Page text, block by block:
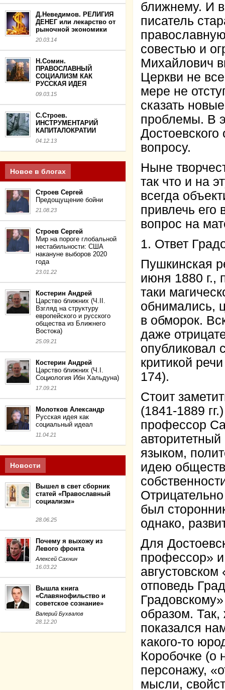
Д.Неведимов. РЕЛИГИЯ
ДЕНЕГ или лекарство от
рыночной экономики
20.03.14
Н.Сомин.
ПРАВОСЛАВНЫЙ
СОЦИАЛИЗМ КАК
РУССКАЯ ИДЕЯ
09.03.15
С.Строев.
ИНСТРУМЕНТАРИЙ
КАПИТАЛОКРАТИИ
04.12.13
Новое в блогах
Строев Сергей
Предощущение бойни
21.08.23
Строев Сергей
Мир на пороге глобальной
нестабильности: США
накануне выборов 2020
года
23.01.22
Костерин Андрей
Царство ближних (Ч.II.
Взгляд на структуру
европейского и русского
общества из Ближнего
Востока)
25.09.21
Костерин Андрей
Царство ближних (Ч.I.
Социология Ибн Хальдуна)
17.09.21
Молотков Александр
Русская идея как
социальный идеал
11.04.21
Новости
Вышел в свет сборник
статей «Православный
социализм»
28.06.25
Почему я выхожу из
Левого фронта
Алексей Сахнин
16.03.22
Вышла книга
«Славянофильство и
советское сознание»
Валерий Бухвалов
28.12.20
ближнему. И
писатель
совестью и
Михайлович
Церкви не
мере не
сказать
проблемы. В
вопросу.
Ныне
так что и на
всегда
привлечь его
вопрос на
1. Ответ
Пушкинская
июня 1880 г.,
таки
обнимались,
в обморок.
даже
опубликовал
критикой
174).
Стоит
(1841-1889
профессор
языком,
идею
был
однако,
Для
профессор» и
отповедь
образом.
показался
какого-то
Коробочке (о
персонажу,
мысли,